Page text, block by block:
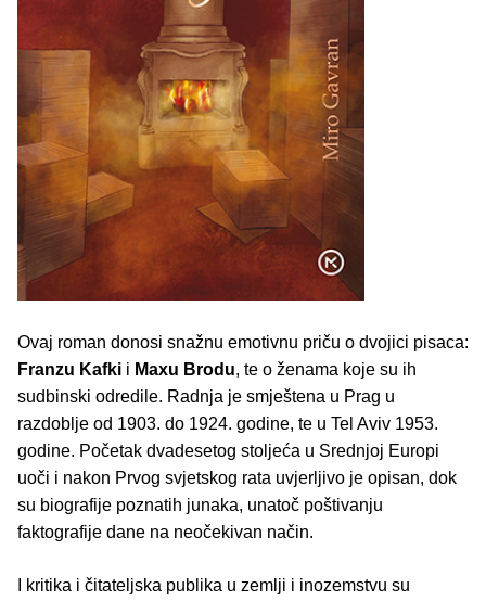
Ovaj roman donosi snažnu emotivnu priču o dvojici pisaca:
Franzu Kafki i Maxu Brodu, te o ženama koje su ih
sudbinski odredile. Radnja je smještena u Prag u
razdoblje od 1903. do 1924. godine, te u Tel Aviv 1953.
godine. Početak dvadesetog stoljeća u Srednjoj Europi
uoči i nakon Prvog svjetskog rata uvjerljivo je opisan, dok
su biografije poznatih junaka, unatoč poštivanju
faktografije dane na neočekivan način.
I kritika i čitateljska publika u zemlji i inozemstvu su